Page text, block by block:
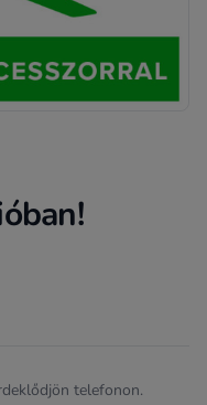
telefonon.